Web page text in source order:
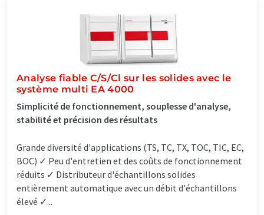
Analyse fiable C/S/Cl sur les solides avec le
système multi EA 4000
Simplicité de fonctionnement, souplesse d'analyse,
stabilité et précision des résultats
Grande diversité d'applications (TS, TC, TX, TOC, TIC, EC,
BOC) ✓ Peu d'entretien et des coûts de fonctionnement
réduits ✓ Distributeur d'échantillons solides
entièrement automatique avec un débit d'échantillons
élevé ✓...